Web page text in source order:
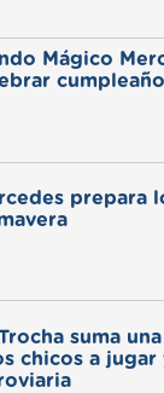
Mágico
prepara
suma
chicos a